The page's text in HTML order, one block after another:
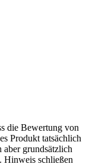
die Bewertung von
Produkt tatsächlich
aber grundsätzlich
Hinweis schließen